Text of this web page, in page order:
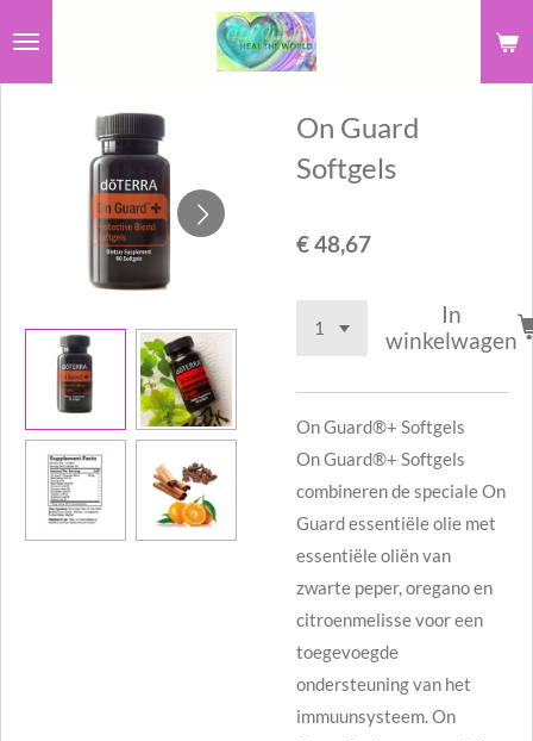
hoofdinhoud
On Guard
Softgels
€ 48,67
In
winkelwagen
On Guard®+ Softgels
On Guard®+ Softgels
combineren de speciale On
Guard essentiële olie met
essentiële oliën van
zwarte peper, oregano en
citroenmelisse voor een
toegevoegde
ondersteuning van het
immuunsysteem. On